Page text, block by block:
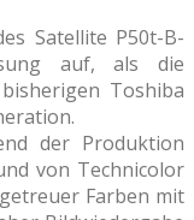
Satellite P50t-B-
auf, als die
Toshiba
der Produktion
von Technicolor
Farben mit